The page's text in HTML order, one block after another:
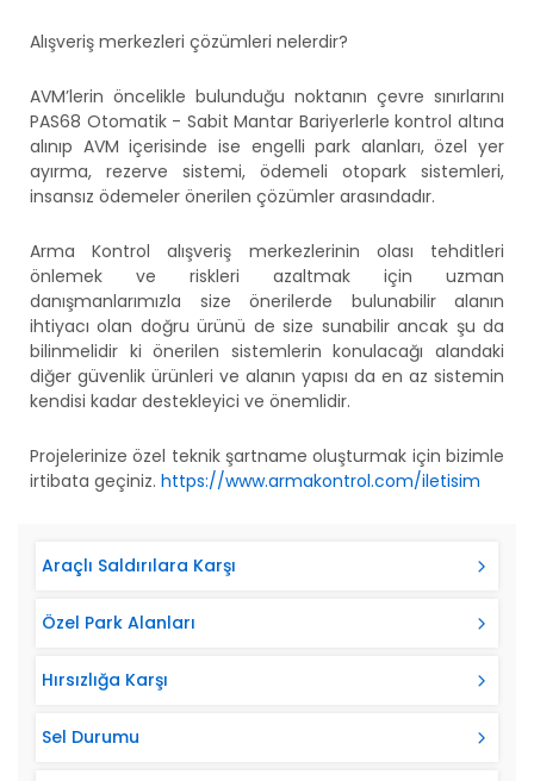
Alışveriş merkezleri çözümleri nelerdir?
AVM’lerin öncelikle bulunduğu noktanın çevre sınırlarını
PAS68 Otomatik - Sabit Mantar Bariyerlerle kontrol altına
alınıp AVM içerisinde ise engelli park alanları, özel yer
ayırma, rezerve sistemi, ödemeli otopark sistemleri,
insansız ödemeler önerilen çözümler arasındadır.
Arma Kontrol alışveriş merkezlerinin olası tehditleri
önlemek ve riskleri azaltmak için uzman
danışmanlarımızla size önerilerde bulunabilir alanın
ihtiyacı olan doğru ürünü de size sunabilir ancak şu da
bilinmelidir ki önerilen sistemlerin konulacağı alandaki
diğer güvenlik ürünleri ve alanın yapısı da en az sistemin
kendisi kadar destekleyici ve önemlidir.
Projelerinize özel teknik şartname oluşturmak için bizimle
irtibata geçiniz. https://www.armakontrol.com/iletisim
Araçlı Saldırılara Karşı
Özel Park Alanları
Hırsızlığa Karşı
Sel Durumu